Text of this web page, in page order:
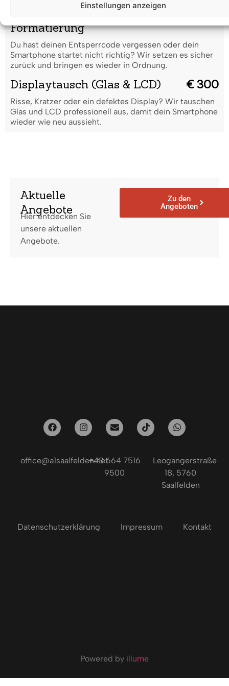
Einstellungen anzeigen
Code vergessen /
Formatierung
Du hast deinen Entsperrcode vergessen oder dein
Smartphone startet nicht richtig? Wir setzen es sicher
zurück und bringen es wieder in Ordnung.
Displaytausch (Glas & LCD) € 300
Risse, Kratzer oder ein defektes Display? Wir tauschen
Glas und LCD professionell aus, damit dein Smartphone
wieder wie neu aussieht.
Aktuelle
Angebote
Hier entdecken Sie
unsere aktuellen
Angebote.
Zu den
Angeboten
office@a1saalfelden.net+43 664 7516
9500
Leogangerstraße
18, 5760
Saalfelden
Datenschutzerklärung Impressum Kontakt
Powered by illume